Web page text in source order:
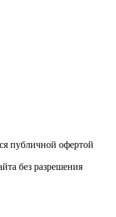
публичной офертой
без разрешения